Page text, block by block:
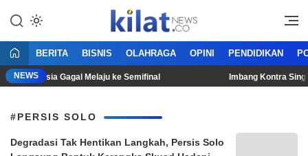
KilatNews.co
Mencerdaskan Anak Bangsa
BERITA BISNIS OLAHRAGA OPINI PENDIDIKAN
NEWS
Indonesia Gagal Melaju ke Semifinal Imbang Kontra
#PERSIS SOLO
Degradasi Tak Hentikan Langkah, Persis Solo